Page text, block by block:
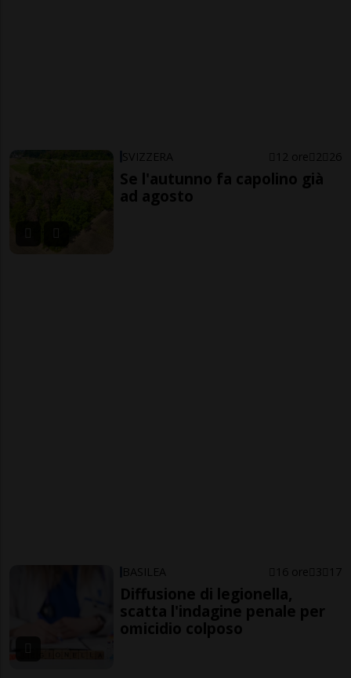
SVIZZERA 12 ore 2 26
Se l'autunno fa capolino già
ad agosto
BASILEA 16 ore 3 17
Diffusione di legionella,
scatta l'indagine penale per
omicidio colposo